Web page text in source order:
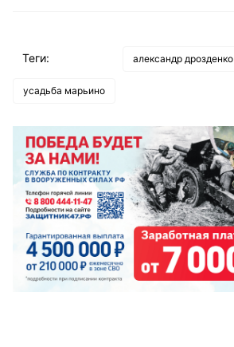
Теги: александр дрозденко
усадьба марьино